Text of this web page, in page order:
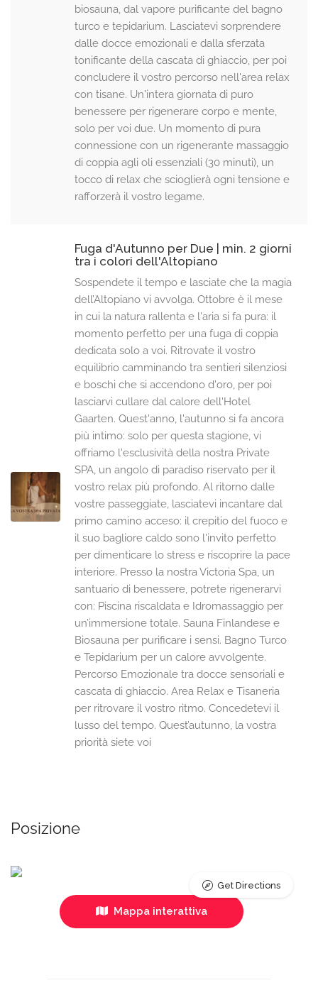
biosauna, dal vapore purificante del bagno
turco e tepidarium. Lasciatevi sorprendere
dalle docce emozionali e dalla sferzata
tonificante della cascata di ghiaccio, per poi
concludere il vostro percorso nell'area relax
con tisane. Un'intera giornata di puro
benessere per rigenerare corpo e mente,
solo per voi due. Un momento di pura
connessione con un rigenerante massaggio
di coppia agli oli essenziali (30 minuti), un
tocco di relax che scioglierà ogni tensione e
rafforzerà il vostro legame.
Fuga d'Autunno per Due | min. 2 giorni
tra i colori dell'Altopiano
Sospendete il tempo e lasciate che la magia
dell’Altopiano vi avvolga. Ottobre è il mese
in cui la natura rallenta e l'aria si fa pura: il
momento perfetto per una fuga di coppia
dedicata solo a voi. Ritrovate il vostro
equilibrio camminando tra sentieri silenziosi
e boschi che si accendono d'oro, per poi
lasciarvi cullare dal calore dell'Hotel
Gaarten. Quest'anno, l'autunno si fa ancora
più intimo: solo per questa stagione, vi
offriamo l'esclusività della nostra Private
SPA, un angolo di paradiso riservato per il
vostro relax più profondo. Al ritorno dalle
vostre passeggiate, lasciatevi incantare dal
primo camino acceso: il crepitio del fuoco e
il suo bagliore caldo sono l'invito perfetto
per dimenticare lo stress e riscoprire la pace
interiore. Presso la nostra Victoria Spa, un
santuario di benessere, potrete rigenerarvi
con: Piscina riscaldata e Idromassaggio per
un’immersione totale. Sauna Finlandese e
Biosauna per purificare i sensi. Bagno Turco
e Tepidarium per un calore avvolgente.
Percorso Emozionale tra docce sensoriali e
cascata di ghiaccio. Area Relax e Tisaneria
per ritrovare il vostro ritmo. Concedetevi il
lusso del tempo. Quest’autunno, la vostra
priorità siete voi
Posizione
Mappa interattiva
Get Directions